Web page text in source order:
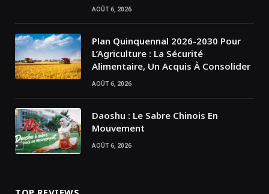
AOÛT 6, 2026
Plan Quinquennal 2026-2030 Pour
L’Agriculture : La Sécurité
Alimentaire, Un Acquis À Consolider
AOÛT 6, 2026
Daoshu : Le Sabre Chinois En
Mouvement
AOÛT 6, 2026